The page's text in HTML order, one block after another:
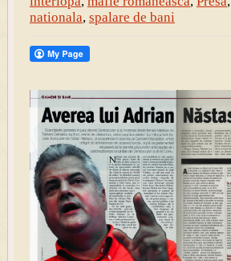
nationala, spalare de bani